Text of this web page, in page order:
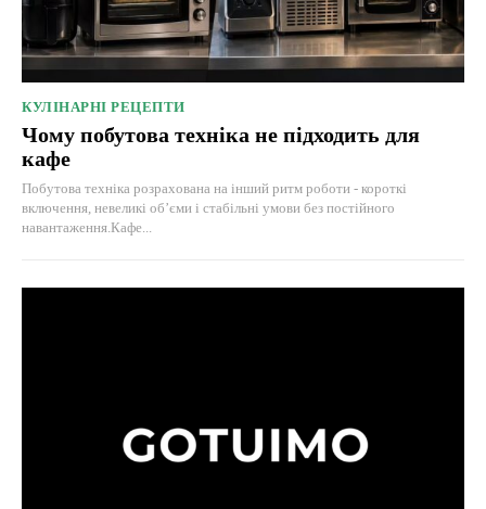
КУЛІНАРНІ РЕЦЕПТИ
Чому побутова техніка не підходить для
кафе
Побутова техніка розрахована на інший ритм роботи - короткі
включення, невеликі об’єми і стабільні умови без постійного
навантаження.Кафе...